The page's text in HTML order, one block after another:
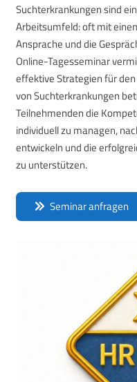
Suchterkrankungen sind
Arbeitsumfeld: oft mit
Ansprache und die
Online-Tagesseminar
effektive Strategien für
von Suchterkrankungen
Teilnehmenden die
individuell zu managen,
entwickeln und die
zu unterstützen.
Seminar anfragen